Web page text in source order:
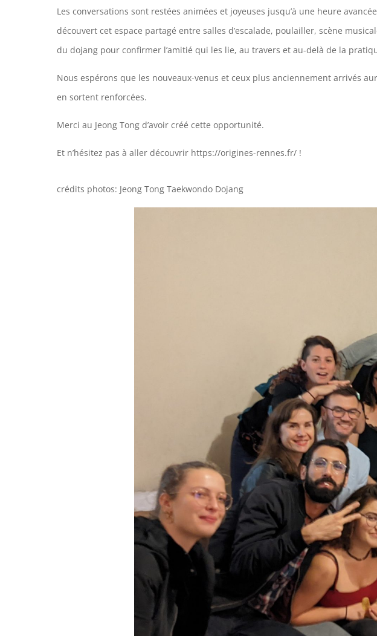
Les conversations sont restées animées et joyeuses jusqu’à une heure
découvert cet espace partagé entre salles d’escalade, poulailler, scène
du dojang pour confirmer l’amitié qui les lie, au travers et au-delà de la
Nous espérons que les nouveaux-venus et ceux plus anciennement arrivés
en sortent renforcées.
Merci au Jeong Tong d’avoir créé cette opportunité.
Et n’hésitez pas à aller découvrir https://origines-rennes.fr/ !
crédits photos: Jeong Tong Taekwondo Dojang